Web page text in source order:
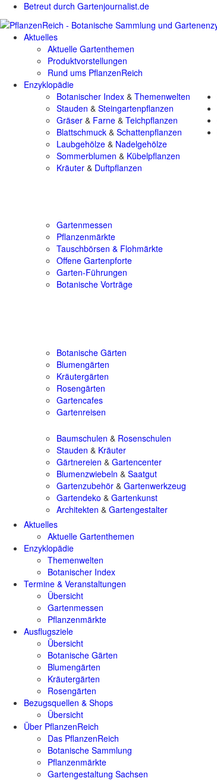
Betreut durch Gartenjournalist.de
Aktuelles
Aktuelle Gartenthemen
Produktvorstellungen
Rund ums PflanzenReich
Enzyklopädie
Botanischer Index & Themenwelten
Stauden & Steingartenpflanzen
Gräser & Farne & Teichpflanzen
Blattschmuck & Schattenpflanzen
Laubgehölze & Nadelgehölze
Sommerblumen & Kübelpflanzen
Kräuter & Duftpflanzen
Gartenmessen
Pflanzenmärkte
Tauschbörsen & Flohmärkte
Offene Gartenpforte
Garten-Führungen
Botanische Vorträge
Botanische Gärten
Blumengärten
Kräutergärten
Rosengärten
Gartencafes
Gartenreisen
Baumschulen & Rosenschulen
Stauden & Kräuter
Gärtnereien & Gartencenter
Blumenzwiebeln & Saatgut
Gartenzubehör & Gartenwerkzeug
Gartendeko & Gartenkunst
Architekten & Gartengestalter
Aktuelles
Aktuelle Gartenthemen
Enzyklopädie
Themenwelten
Botanischer Index
Termine & Veranstaltungen
Übersicht
Gartenmessen
Pflanzenmärkte
Ausflugsziele
Übersicht
Botanische Gärten
Blumengärten
Kräutergärten
Rosengärten
Bezugsquellen & Shops
Übersicht
Über PflanzenReich
Das PflanzenReich
Botanische Sammlung
Pflanzenmärkte
Gartengestaltung Sachsen